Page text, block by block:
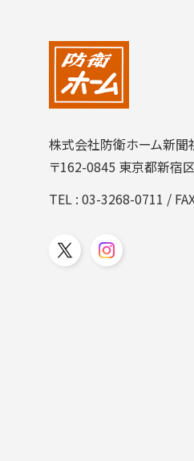
株式会社防衛ホーム新聞
〒162-0845 東京都新宿
TEL :03-3268-0711 /